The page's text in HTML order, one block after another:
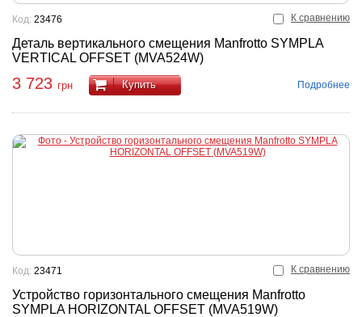
К сравнению
Деталь вертикального смещения Manfrotto SYMPLA
VERTICAL OFFSET (MVA524W)
Код: 23476
3 723 грн Купить Подробнее
К сравнению
Устройство горизонтального смещения Manfrotto
SYMPLA HORIZONTAL OFFSET (MVA519W)
Код: 23471